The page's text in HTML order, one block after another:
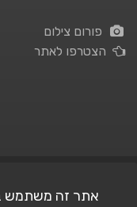
פורום צילום
הצטרפו לאתר